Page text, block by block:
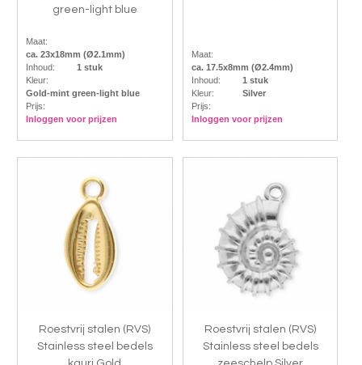
green-light blue
Maat:
ca. 23x18mm (Ø2.1mm)
Inhoud:
1 stuk
Kleur:
Gold-mint green-light blue
Prijs:
Inloggen voor prijzen
Maat:
ca. 17.5x8mm (Ø2.4mm)
Inhoud:
1 stuk
Kleur:
Silver
Prijs:
Inloggen voor prijzen
Roestvrij stalen (RVS)
Stainless steel bedels
Roestvrij stalen (RVS)
Stainless steel bedels